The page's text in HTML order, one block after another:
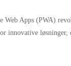
Apps (PWA)